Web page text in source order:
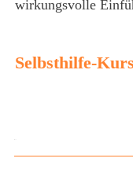
wirkungsvolle
Selbsthilfe-